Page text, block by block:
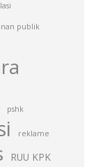
publik
pshk
reklame
RUU KPK